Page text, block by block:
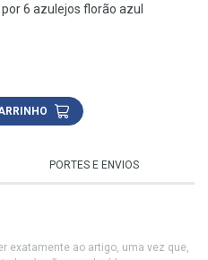
6 azulejos florão azul
PORTES E ENVIOS
exatamente ao artigo, uma vez que,